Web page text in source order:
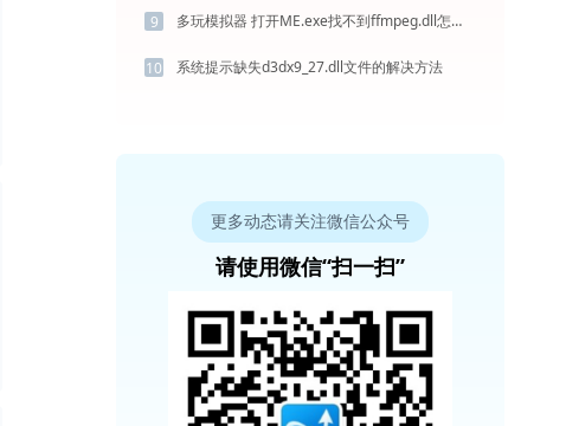
9 多玩模拟器 打开ME.exe找不到ffmpeg.dll怎么办
10 系统提示缺失d3dx9_27.dll文件的解决方法
更多动态请关注微信公众号
请使用微信“扫一扫”